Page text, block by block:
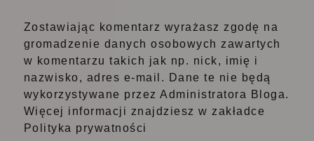
Zostawiając komentarz wyrażasz zgodę na
gromadzenie danych osobowych zawartych
w komentarzu takich jak np. nick, imię i
nazwisko, adres e-mail. Dane te nie będą
wykorzystywane przez Administratora Bloga.
Więcej informacji znajdziesz w zakładce
Polityka prywatności